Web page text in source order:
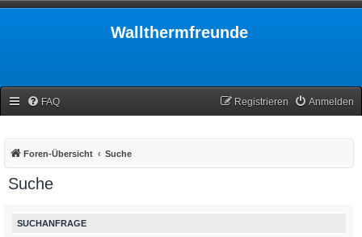
Wallthermfreunde
FAQ Anmelden
Registrieren
Foren-Übersicht Suche
Suche
SUCHANFRAGE